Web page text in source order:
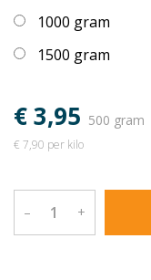
1000 gram
1500 gram
€ 3,95 500 gram
€ 7,90 per kilo
– +